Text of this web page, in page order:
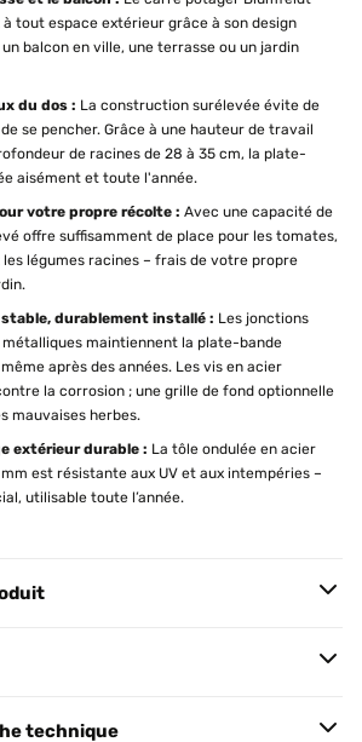
tout espace extérieur grâce à son design
balcon en ville, une terrasse ou un jardin
du dos : La construction surélevée évite de
se pencher. Grâce à une hauteur de travail
de racines de 28 à 35 cm, la plate-
aisément et toute l'année.
votre propre récolte : Avec une capacité de
offre suffisamment de place pour les tomates,
les légumes racines – frais de votre propre
durablement installé : Les jonctions
maintiennent la plate-bande
après des années. Les vis en acier
la corrosion ; une grille de fond optionnelle
mauvaises herbes.
extérieur durable : La tôle ondulée en acier
mm est résistante aux UV et aux intempéries –
utilisable toute l’année.
technique